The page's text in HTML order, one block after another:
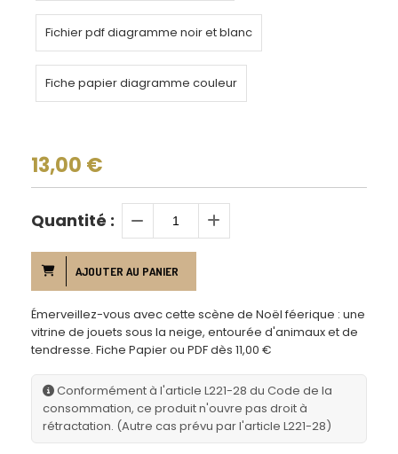
Fichier pdf diagramme noir et blanc
Fiche papier diagramme couleur
13,00 €
Quantité :
AJOUTER AU PANIER
Émerveillez-vous avec cette scène de Noël féerique : une
vitrine de jouets sous la neige, entourée d'animaux et de
tendresse. Fiche Papier ou PDF dès 11,00 €
Conformément à l'article L221-28 du Code de la
consommation, ce produit n'ouvre pas droit à
rétractation. (Autre cas prévu par l'article L221-28)